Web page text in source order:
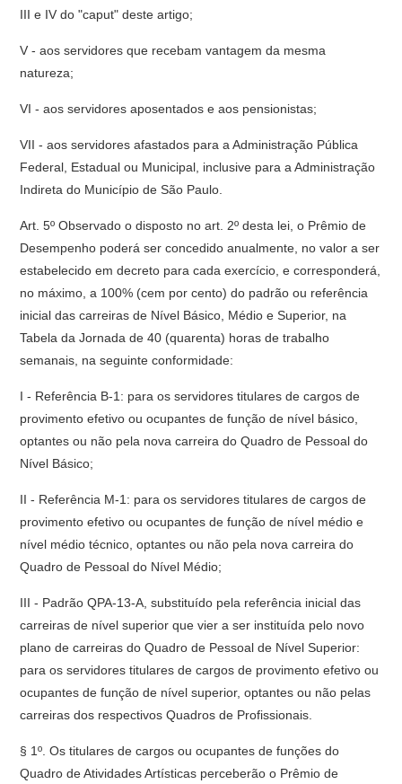
III e IV do "caput" deste artigo;
V - aos servidores que recebam vantagem da mesma
natureza;
VI - aos servidores aposentados e aos pensionistas;
VII - aos servidores afastados para a Administração Pública
Federal, Estadual ou Municipal, inclusive para a Administração
Indireta do Município de São Paulo.
Art. 5º Observado o disposto no art. 2º desta lei, o Prêmio de
Desempenho poderá ser concedido anualmente, no valor a ser
estabelecido em decreto para cada exercício, e corresponderá,
no máximo, a 100% (cem por cento) do padrão ou referência
inicial das carreiras de Nível Básico, Médio e Superior, na
Tabela da Jornada de 40 (quarenta) horas de trabalho
semanais, na seguinte conformidade:
I - Referência B-1: para os servidores titulares de cargos de
provimento efetivo ou ocupantes de função de nível básico,
optantes ou não pela nova carreira do Quadro de Pessoal do
Nível Básico;
II - Referência M-1: para os servidores titulares de cargos de
provimento efetivo ou ocupantes de função de nível médio e
nível médio técnico, optantes ou não pela nova carreira do
Quadro de Pessoal do Nível Médio;
III - Padrão QPA-13-A, substituído pela referência inicial das
carreiras de nível superior que vier a ser instituída pelo novo
plano de carreiras do Quadro de Pessoal de Nível Superior:
para os servidores titulares de cargos de provimento efetivo ou
ocupantes de função de nível superior, optantes ou não pelas
carreiras dos respectivos Quadros de Profissionais.
§ 1º. Os titulares de cargos ou ocupantes de funções do
Quadro de Atividades Artísticas perceberão o Prêmio de